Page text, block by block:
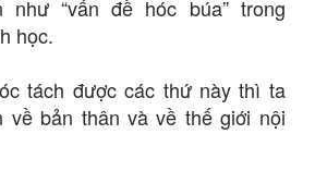
như “vấn đề hóc búa” trong
học.
tách được các thứ này thì ta
về bản thân và về thế giới nội